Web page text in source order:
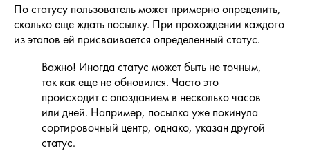
По статусу пользователь может примерно определить,
сколько еще ждать посылку. При прохождении каждого
из этапов ей присваивается определенный статус.
Важно! Иногда статус может быть не точным,
так как еще не обновился. Часто это
происходит с опозданием в несколько часов
или дней. Например, посылка уже покинула
сортировочный центр, однако, указан другой
статус.